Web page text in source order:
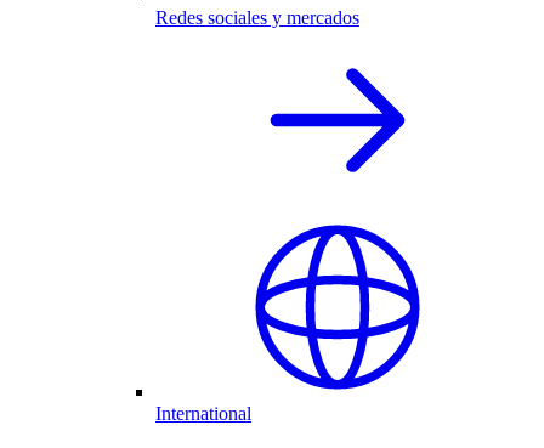
Redes sociales y mercados
International